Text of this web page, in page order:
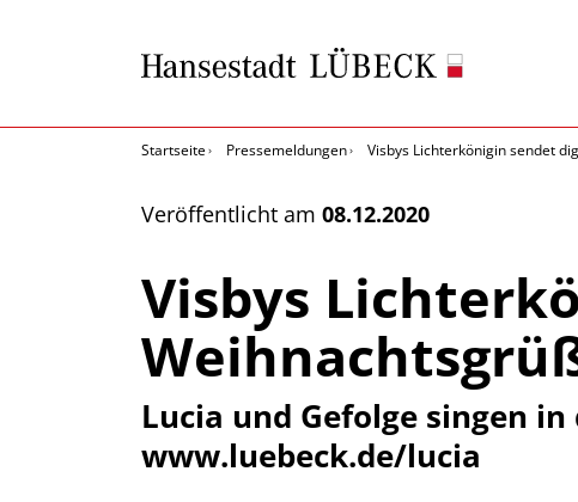
Startseite Pressemeldungen Visbys Lichterkönigin sendet
Veröffentlicht am 08.12.2020
Visbys
Lucia und Gefolge singen
www.luebeck.de/lucia